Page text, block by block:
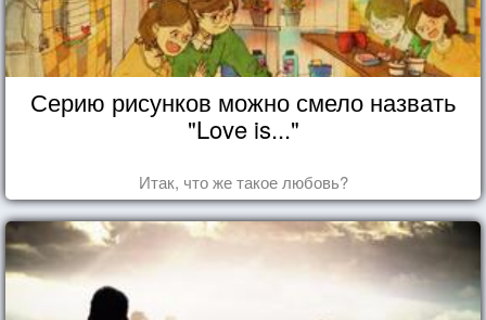
Серию рисунков можно смело назвать
"Love is..."
Итак, что же такое любовь?